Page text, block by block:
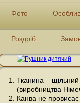
Фото
Роздріб
Тканина –
(виробництва
Канва не провисає